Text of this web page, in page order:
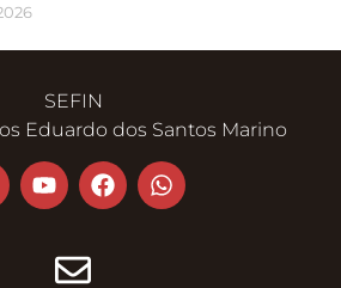
SEFIN
Eduardo dos Santos Marino